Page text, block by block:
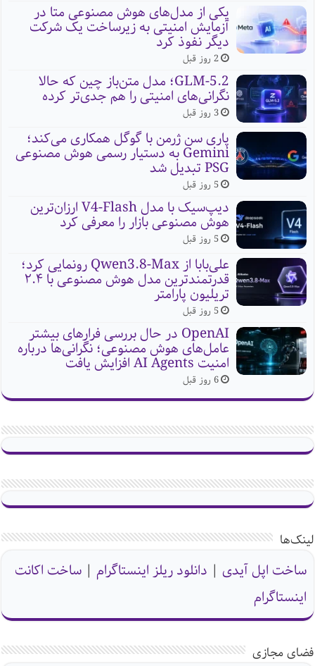
یکی از مدل‌های هوش مصنوعی متا در
آزمایش امنیتی به زیرساخت یک شرکت
دیگر نفوذ کرد
2 روز قبل
GLM-5.2؛ مدل متن‌باز چین که حالا
نگرانی‌های امنیتی را هم جدی‌تر کرده
3 روز قبل
پاری سن ژرمن با گوگل همکاری می‌کند؛
Gemini به دستیار رسمی هوش مصنوعی
PSG تبدیل شد
5 روز قبل
دیپ‌سیک با مدل V4-Flash ارزان‌ترین
هوش مصنوعی بازار را معرفی کرد
5 روز قبل
علی‌بابا از Qwen3.8-Max رونمایی کرد؛
قدرتمندترین مدل هوش مصنوعی با ۲.۴
تریلیون پارامتر
5 روز قبل
OpenAI در حال بررسی فرارهای بیشتر
عامل‌های هوش مصنوعی؛ نگرانی‌ها درباره
امنیت AI Agents افزایش یافت
6 روز قبل
لینک‌ها
ساخت اپل آیدی | دانلود ریلز اینستاگرام |ساخت اکانت
اینستاگرام
فضای مجازی